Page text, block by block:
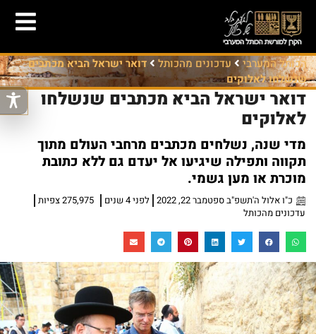
הכותל המערבי עדכונים מהכותל
דואר ישראל הביא מכתבים
שנשלחו לאלוקים
דואר ישראל הביא מכתבים שנשלחו
לאלוקים
מדי שנה, נשלחים מכתבים מרחבי העולם מתוך
תקווה ותפילה שיגיעו אל יעדם גם ללא כתובת
מוכרת או מען גשמי.
כ"ו אלול ה'תשפ"ב ספטמבר 22, 2022 לפני 4 שנים
275,975 צפיות
עדכונים מהכותל